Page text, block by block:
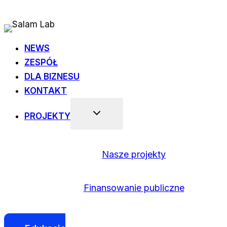
do
NEWS
ZESPÓŁ
DLA BIZNESU
KONTAKT
PROJEKTY
Nasze projekty
Finansowanie publiczne